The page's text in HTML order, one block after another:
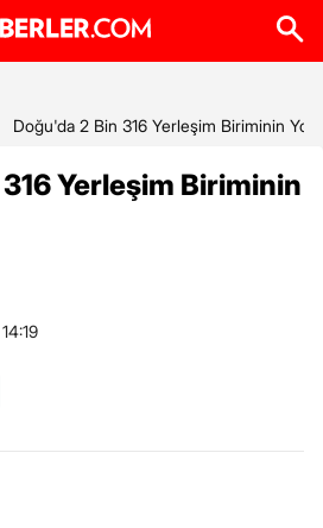
Doğu'da 2 Bin 316 Yerleşim Biriminin Yolu
Yerleşim Biriminin